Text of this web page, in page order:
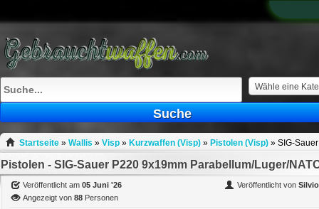
sell
What
to
buy
Stuff
Fill
Wähle eine
Suche
Startseite» Wallis» Visp» Kurzwaffen (Visp)» Pistolen (Visp)» SIG-
Pistolen - SIG-Sauer P220 9x19mm Parabellum/Luger/
Veröffentlicht am05 Juni '26 Veröffentlicht von
Angezeigt von88 Personen